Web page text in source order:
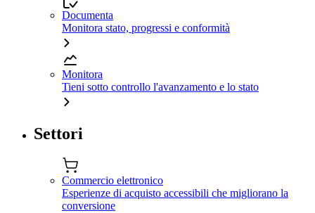
Documenta
Monitora stato, progressi e conformità
Monitora
Tieni sotto controllo l'avanzamento e lo stato
Settori
Commercio elettronico
Esperienze di acquisto accessibili che migliorano la
conversione